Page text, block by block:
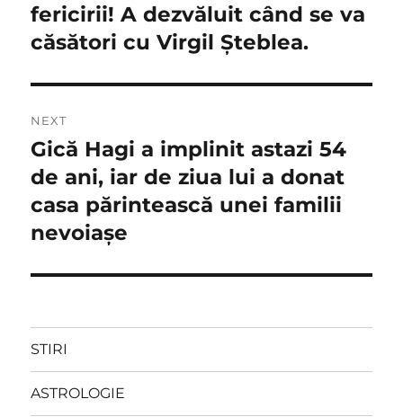
articole
post:
fericirii! A dezvăluit când se va
căsători cu Virgil Şteblea.
NEXT
Next
post:
Gică Hagi a implinit astazi 54
de ani, iar de ziua lui a donat
casa părintească unei familii
nevoiaşe
STIRI
ASTROLOGIE